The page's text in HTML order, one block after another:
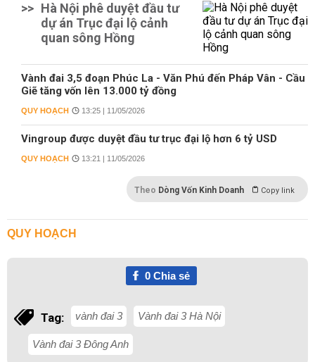
>> Hà Nội phê duyệt đầu tư
dự án Trục đại lộ cảnh
quan sông Hồng
Vành đai 3,5 đoạn Phúc La - Văn Phú đến Pháp Vân - Cầu
Giẽ tăng vốn lên 13.000 tỷ đồng
QUY HOẠCH 13:25 | 11/05/2026
Vingroup được duyệt đầu tư trục đại lộ hơn 6 tỷ USD
QUY HOẠCH 13:21 | 11/05/2026
Theo Dòng Vốn Kinh Doanh Copy link
QUY HOẠCH
0Chia sẻ
Tag: vành đai 3 Vành đai 3 Hà Nội
Vành đai 3 Đông Anh